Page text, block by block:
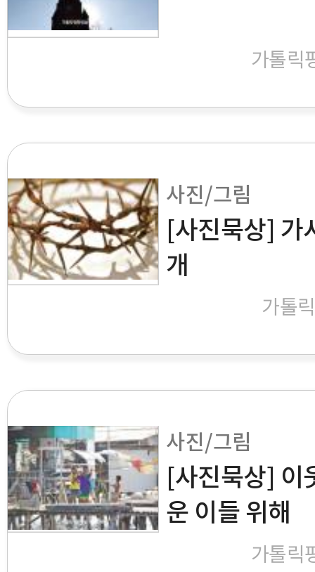
가톨릭
사진/그림
[사진묵상] 가
개
가톨
사진/그림
[사진묵상] 이
운 이들 위해
가톨릭